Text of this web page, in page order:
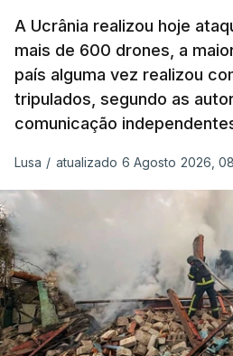
A Ucrânia realizou hoje
mais de 600 drones, a
país alguma vez realizou
tripulados, segundo as
comunicação
Lusa / atualizado 6 Agosto 2026,